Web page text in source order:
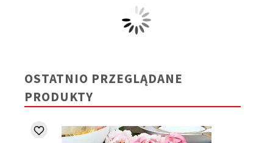
OSTATNIO PRZEGLĄDANE
PRODUKTY